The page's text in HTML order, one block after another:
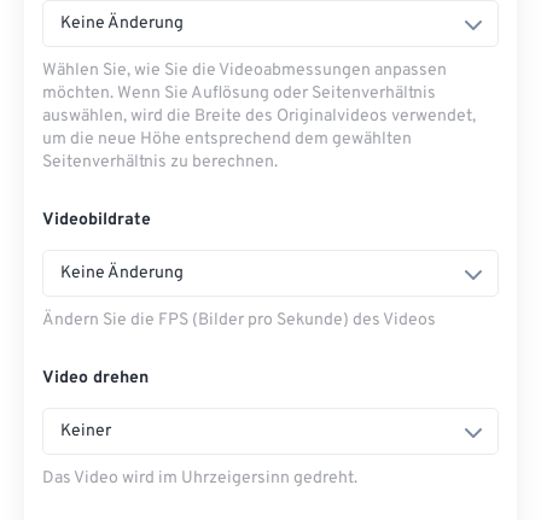
Keine Änderung
Wählen Sie, wie Sie die Videoabmessungen anpassen
möchten. Wenn Sie Auflösung oder Seitenverhältnis
auswählen, wird die Breite des Originalvideos verwendet,
um die neue Höhe entsprechend dem gewählten
Seitenverhältnis zu berechnen.
Videobildrate
Keine Änderung
Ändern Sie die FPS (Bilder pro Sekunde) des Videos
Video drehen
Keiner
Das Video wird im Uhrzeigersinn gedreht.